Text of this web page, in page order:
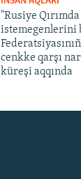
"Rusiye Qırımda
istemegenlerini
cenkke qarşı
küreşi aqqında